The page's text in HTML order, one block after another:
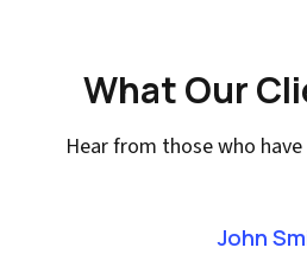
What Our
Hear from those who
John